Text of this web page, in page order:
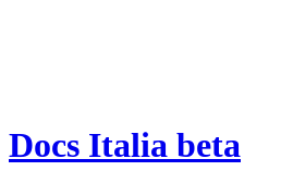
Docs Italia beta